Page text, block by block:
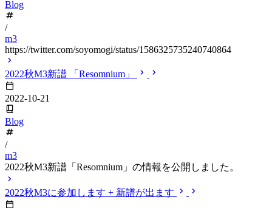
Blog
/
m3
https://twitter.com/soyomogi/status/1586325735240740864
2022秋M3新譜 「Resomnium」
2022-10-21
Blog
/
m3
2022秋M3新譜「Resomnium」の情報を公開しました。
2022秋M3に参加します + 新譜が出ます